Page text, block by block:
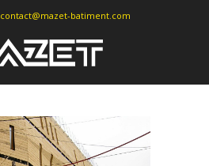
contact@mazet-batiment.com